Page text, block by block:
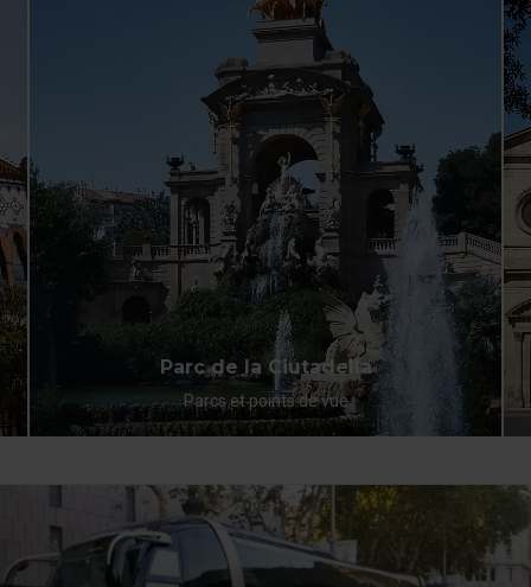
dans le menu en bas du site.
Parc de la Ciutadella
Parcs et points de vue